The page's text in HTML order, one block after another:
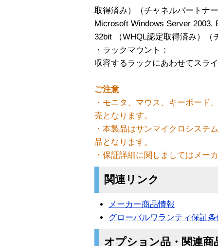
取得済み）（チャネルパートナ
Microsoft Windows Server 2003,
32bit （WHQL認定取得済み）（
・ラックマウント：
収容するラックにあわせてスラ
ご注意
・モニタ、マウス、キーボード
売となります。
・本製品はサンマイクロシステ
品となります。
・保証詳細に関しましてはメー
関連リンク
メーカー商品情報
グローバルワランティ保証
オプション品・関連商